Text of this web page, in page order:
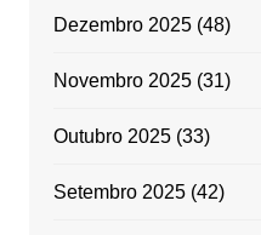
Dezembro 2025(48)
Novembro 2025(31)
Outubro 2025(33)
Setembro 2025(42)